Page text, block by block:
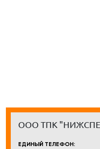
ООО ТПК
ЕДИНЫЙ ТЕЛЕФОН: